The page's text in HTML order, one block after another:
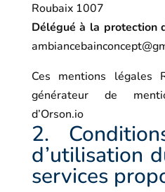
Roubaix 1007
Délégué à la protection
Ces mentions légales
générateur de
d’Orson.io
2.
d’utilisation
services